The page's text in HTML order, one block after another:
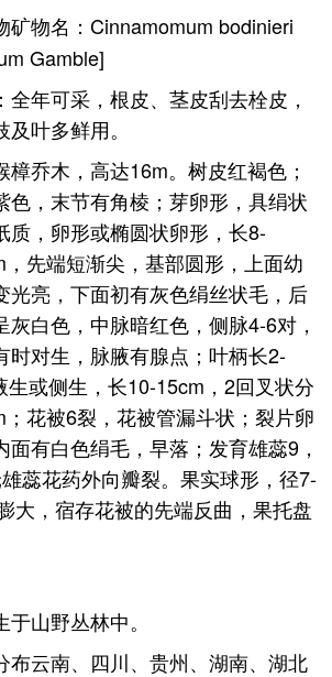
矿物名：Cinnamomum bodinieri
Gamble]
全年可采，根皮、茎皮刮去栓皮，
叶多鲜用。
樟乔木，高达16m。树皮红褐色；
色，末节有角棱；芽卵形，具绢状
质，卵形或椭圆状卵形，长8-
先端短渐尖，基部圆形，上面幼
光亮，下面初有灰色绢丝状毛，后
灰白色，中脉暗红色，侧脉4-6对，
时对生，脉腋有腺点；叶柄长2-
或侧生，长10-15cm，2回叉状分
花被6裂，花被管漏斗状；裂片卵
面有白色绢毛，早落；发育雄蕊9，
蕊花药外向瓣裂。果实球形，径7-
大，宿存花被的先端反曲，果托盘
山野丛林中。
布云南、四川、贵州、湖南、湖北